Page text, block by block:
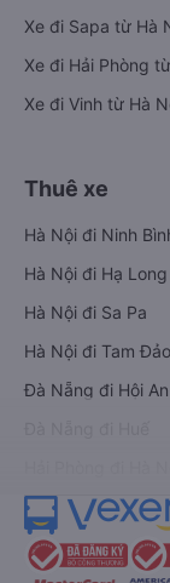
Xe đi Sapa từ Hà
Xe đi Hải Phòng
Xe đi Vinh từ Hà
Thuê xe
Hà Nội đi Ninh
Hà Nội đi Hạ Long
Hà Nội đi Sa Pa
Hà Nội đi Tam Đảo
Đà Nẵng đi Hội An